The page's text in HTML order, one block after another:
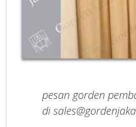
pesan gorden
di